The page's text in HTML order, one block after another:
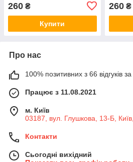
260 ₴
Купити
260₴
Про нас
100% позитивних з 66 відгуків за
Працює з 11.08.2021
м. Київ
03187, вул. Глушкова, 13-Б,
Контакти
Сьогодні вихідний